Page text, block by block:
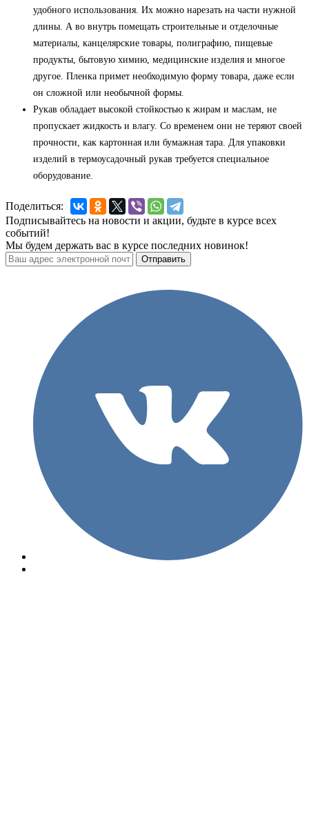
удобного использования. Их можно нарезать на части нужной
длины. А во внутрь помещать строительные и отделочные
материалы, канцелярские товары, полиграфию, пищевые
продукты, бытовую химию, медицинские изделия и многое
другое. Пленка примет необходимую форму товара, даже если
он сложной или необычной формы.
Рукав обладает высокой стойкостью к жирам и маслам, не
пропускает жидкость и влагу. Со временем они не теряют своей
прочности, как картонная или бумажная тара. Для упаковки
изделий в термоусадочный рукав требуется специальное
оборудование.
Поделиться:
Подписывайтесь на новости и акции, будьте в курсе всех
событий!
Мы будем держать вас в курсе последних новинок!